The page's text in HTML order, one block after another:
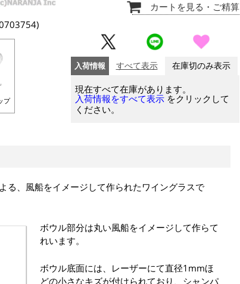
プ
カートを見る ・ご精算
入荷情報 すべて表示 在庫切のみ表示
現在すべて在庫があります。
入荷情報をすべて表示 をクリックして
ください。
る、風船をイメージして作られたワイングラスで
ボウル部分は丸い風船をイメージして作らて
れいます。
ボウル底面には、レーザーにて直径1mmほ
どの小さなキズが付けられており、シャンパ